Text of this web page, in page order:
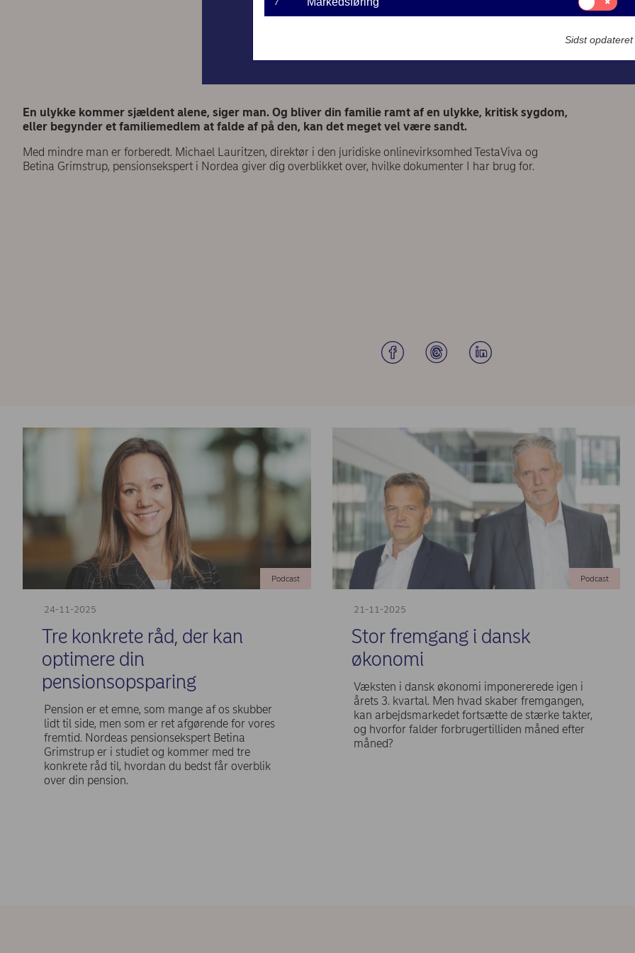
En ulykke kommer sjældent alene, siger man. Og bliver din familie ramt af en ulykke, kritisk sygdom,
eller begynder et familiemedlem at falde af på den, kan det meget vel være sandt.
Med mindre man er forberedt. Michael Lauritzen, direktør i den juridiske onlinevirksomhed TestaViva og
Betina Grimstrup, pensionsekspert i Nordea giver dig overblikket over, hvilke dokumenter I har brug for.
24-11-2025
Podcast
Tre konkrete råd, der kan
optimere din
pensionsopsparing
Pension er et emne, som mange af os skubber
lidt til side, men som er ret afgørende for vores
fremtid. Nordeas pensionsekspert Betina
Grimstrup er i studiet og kommer med tre
konkrete råd til, hvordan du bedst får overblik
over din pension.
21-11-2025
Podcast
Stor fremgang i dansk
økonomi
Væksten i dansk økonomi imponererede igen i
årets 3. kvartal. Men hvad skaber fremgangen,
kan arbejdsmarkedet fortsætte de stærke takter,
og hvorfor falder forbrugertilliden måned efter
måned?
7
til:
Markedsføring
Sidst